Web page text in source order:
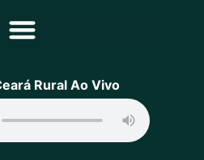
Rural Ao Vivo